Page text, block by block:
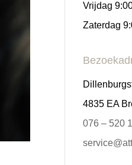
Vrijdag
Zaterdag
4835 EA
076 – 520